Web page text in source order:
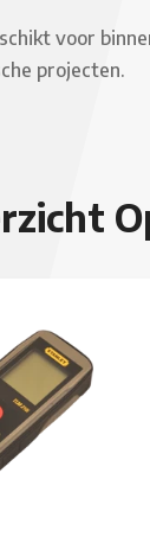
voor
projecten.